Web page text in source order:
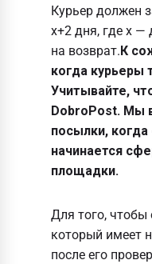
Курьер должен
x+2 дня, где x —
на возврат.К
когда курьеры
Учитывайте,
DobroPost. Мы
посылки,
начинается
площадки.
Для того, чтобы
который имеет
после его